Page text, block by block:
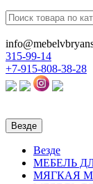
315-99-14
+7-915-808-38-28
Везде
Везде
МЕБЕЛЬ
МЯГКАЯ